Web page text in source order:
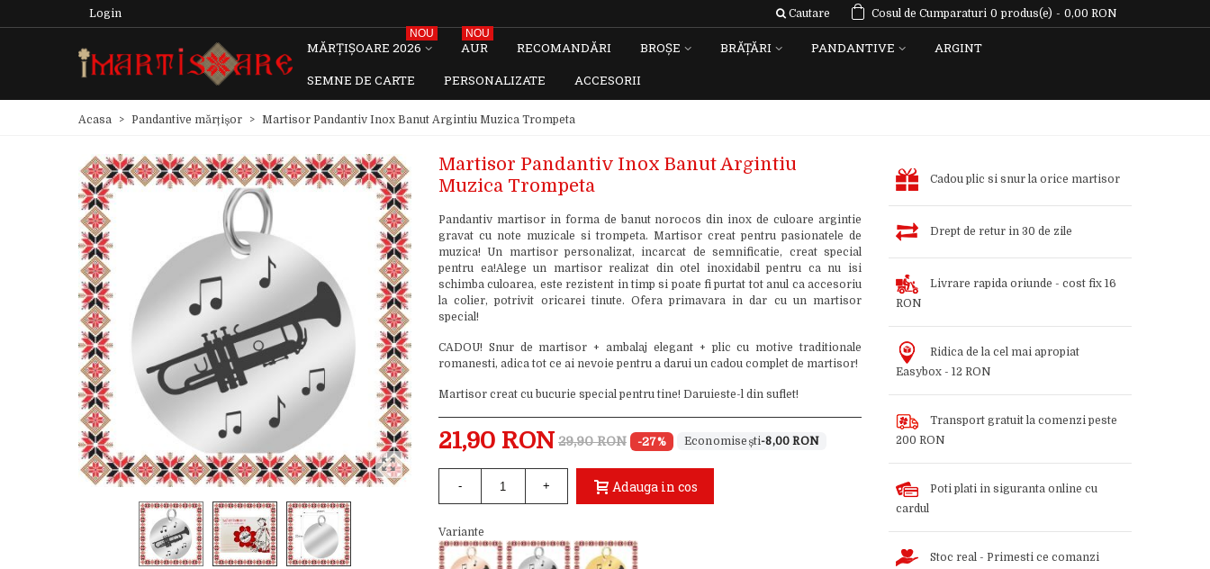
Login Cautare Cosul de Cumparaturi 0 produs(e) - 0,00 RON
MĂRȚIȘOARE 2026
NOU
AUR
NOU
RECOMANDĂRI BROȘE BRĂȚĂRI PANDANTIVE
ARGINT
SEMNE DE CARTE
PERSONALIZATE ACCESORII
Acasa > Pandantive mărțișor > Martisor Pandantiv Inox Banut Argintiu Muzica Trompeta
Martisor Pandantiv Inox Banut Argintiu
Muzica Trompeta
Pandantiv martisor in forma de banut norocos din inox de culoare argintie
gravat cu note muzicale si trompeta. Martisor creat pentru pasionatele de
muzica! Un martisor personalizat, incarcat de semnificatie, creat special
pentru ea!Alege un martisor realizat din otel inoxidabil pentru ca nu isi
schimba culoarea, este rezistent in timp si poate fi purtat tot anul ca accesoriu
la colier, potrivit oricarei tinute. Ofera primavara in dar cu un martisor
special!
CADOU! Snur de martisor + ambalaj elegant + plic cu motive traditionale
romanesti, adica tot ce ai nevoie pentru a darui un cadou complet de martisor!
Martisor creat cu bucurie special pentru tine! Daruieste-l din suflet!
21,90 RON 29,90 RON -27% -8,00 RON
- + Adauga in cos
Variante
Cadou plic si snur la orice martisor
Drept de retur in 30 de zile
Livrare rapida oriunde - cost fix 16
RON
Ridica de la cel mai apropiat
Easybox - 12 RON
Transport gratuit la comenzi peste
200 RON
Poti plati in siguranta online cu
cardul
Stoc real - Primesti ce comanzi